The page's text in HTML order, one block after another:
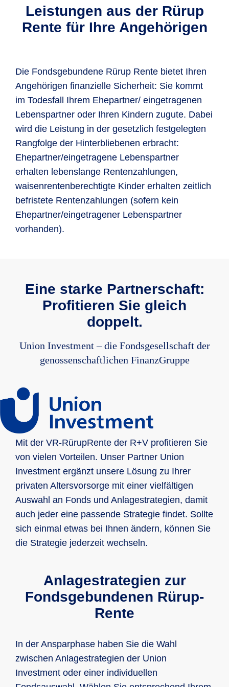
Leistungen aus der Rürup
Rente für Ihre Angehörigen
Die Fondsgebundene Rürup Rente bietet Ihren
Angehörigen finanzielle Sicherheit: Sie kommt
im Todesfall Ihrem Ehepartner/ eingetragenen
Lebenspartner oder Ihren Kindern zugute. Dabei
wird die Leistung in der gesetzlich festgelegten
Rangfolge der Hinterbliebenen erbracht:
Ehepartner/eingetragene Lebenspartner
erhalten lebenslange Rentenzahlungen,
waisenrentenberechtigte Kinder erhalten zeitlich
befristete Rentenzahlungen (sofern kein
Ehepartner/eingetragener Lebenspartner
vorhanden).
Eine starke Partnerschaft:
Profitieren Sie gleich
doppelt.
Union Investment – die Fondsgesellschaft der
genossenschaftlichen FinanzGruppe
Mit der VR-RürupRente der R+V profitieren Sie
von vielen Vorteilen. Unser Partner Union
Investment ergänzt unsere Lösung zu Ihrer
privaten Altersvorsorge mit einer vielfältigen
Auswahl an Fonds und Anlagestrategien, damit
auch jeder eine passende Strategie findet. Sollte
sich einmal etwas bei Ihnen ändern, können Sie
die Strategie jederzeit wechseln.
Anlagestrategien zur
Fondsgebundenen Rürup-
Rente
In der Ansparphase haben Sie die Wahl
zwischen Anlagestrategien der Union
Investment oder einer individuellen